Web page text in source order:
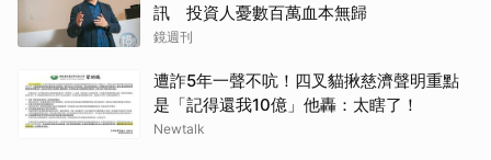
訊 投資人憂數百萬血本無歸
鏡週刊
遭詐5年一聲不吭！四叉貓揪慈濟聲明重點
是「記得還我10億」他轟：太瞎了！
Newtalk